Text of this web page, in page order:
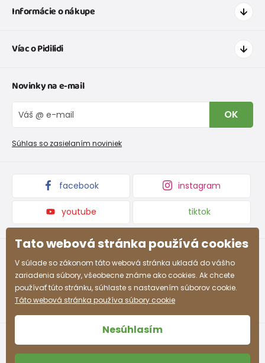
Informácie o nákupe
Doprava a platba
Tabuľka veľkostí obuvi
Vrátenie tovaru a reklamacie
Reklamačný poriadok
Nevyzdvihnutá objednávka na dobierku
Víac o Pidilidi
O nás
Blog
Veľkoobchod PiDiLiDi
Kolekcie tovaru
Novinky na e-mail
OK
Súhlas so zasielaním noviniek
facebook instagram
youtube tiktok
Tato webová stránka používá cookies
V súlade so zákonom táto webová stránka ukladá do vášho
zariadenia súbory, všeobecne známe ako cookies. Ak chcete
používať túto stránku, súhlaste s nastavením súborov cookie.
Táto webová stránka používa súbory cookie
Nesúhlasím